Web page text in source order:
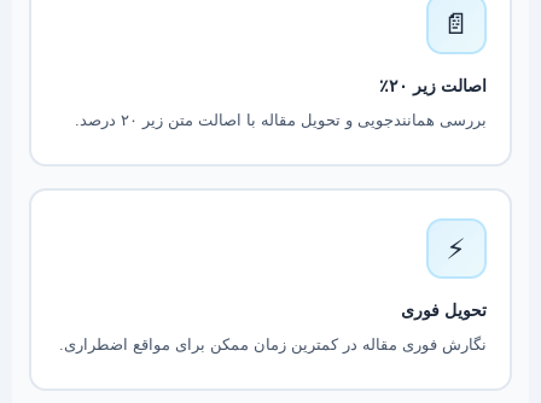
📄
اصالت زیر ۲۰٪
بررسی همانندجویی و تحویل مقاله با اصالت متن زیر ۲۰ درصد.
⚡
تحویل فوری
نگارش فوری مقاله در کمترین زمان ممکن برای مواقع اضطراری.